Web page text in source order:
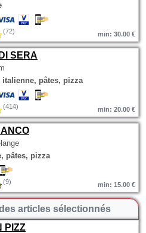
(72) min: 30.00 €
SERA
pâtes, pizza
(414) min: 20.00 €
pâtes, pizza
(9) min: 15.00 €
articles sélectionnés
PIZZ